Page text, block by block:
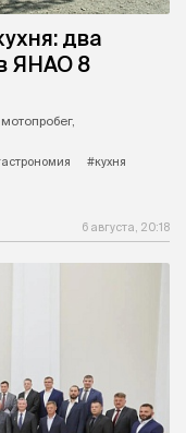
два
ЯНАО 8
#кухня
6 августа, 20:18